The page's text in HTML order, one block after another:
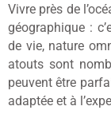
Vivre près de
géographique :
de vie, nature
atouts sont
peuvent être
adaptée et à